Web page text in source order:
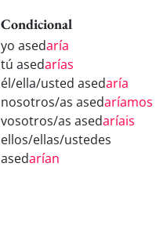
Condicional
yo asedaría
tú asedarías
él/ella/usted asedaría
nosotros/as asedaríamos
vosotros/as asedaríais
ellos/ellas/ustedes
asedarían